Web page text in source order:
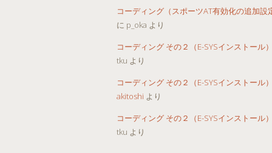
コーディング（スポーツAT有効化の追加設
に p_oka より
コーディング その２（E-SYSインストール）
tku より
コーディング その２（E-SYSインストール）
akitoshi より
コーディング その２（E-SYSインストール）
tku より